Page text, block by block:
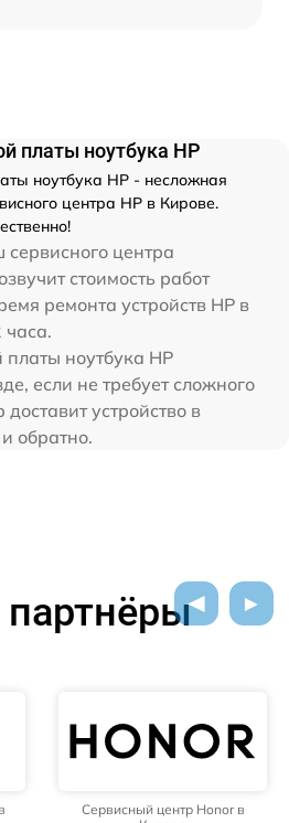
платы ноутбука HP
ноутбука HP - несложная
центра HP в Кирове.
центра
стоимость работ
ремонта устройств HP в
ноутбука HP
если не требует сложного
устройство в
обратно.
Сервисный центр Honor в